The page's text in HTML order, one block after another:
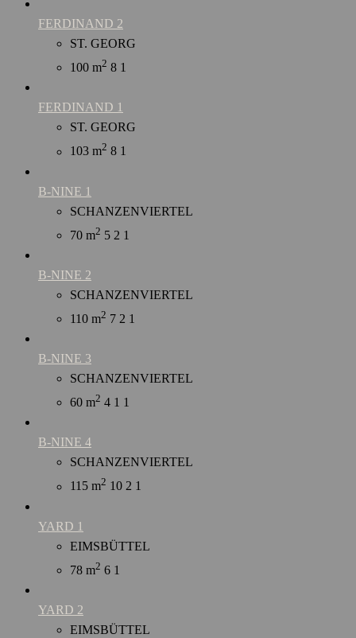
FERDINAND 2
ST. GEORG
100 m2 8 1
FERDINAND 1
ST. GEORG
103 m2 8 1
B-NINE 1
SCHANZENVIERTEL
70 m2 5 2 1
B-NINE 2
SCHANZENVIERTEL
110 m2 7 2 1
B-NINE 3
SCHANZENVIERTEL
60 m2 4 1 1
B-NINE 4
SCHANZENVIERTEL
115 m2 10 2 1
YARD 1
EIMSBÜTTEL
78 m2 6 1
YARD 2
EIMSBÜTTEL